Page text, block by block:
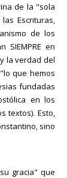
de la "sola
Escrituras,
de los
SIEMPRE en
la verdad del
que hemos
fundadas
en los
textos). Esto,
sino
gracia" que